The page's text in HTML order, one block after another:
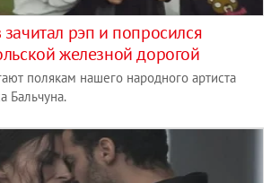
рэп и попросился
железной дорогой
полякам нашего народного артиста
Бальчуна.